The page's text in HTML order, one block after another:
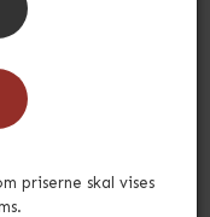
priserne skal vises